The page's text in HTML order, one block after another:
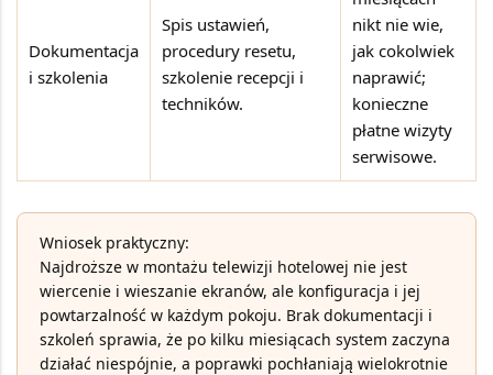
Dokumentacja
i szkolenia
Spis ustawień,
procedury resetu,
szkolenie recepcji i
techników.
nikt nie wie,
jak cokolwiek
naprawić;
konieczne
płatne wizyty
serwisowe.
Wniosek praktyczny:
Najdroższe w montażu telewizji hotelowej nie jest
wiercenie i wieszanie ekranów, ale konfiguracja i jej
powtarzalność w każdym pokoju. Brak dokumentacji i
szkoleń sprawia, że po kilku miesiącach system zaczyna
działać niespójnie, a poprawki pochłaniają wielokrotnie